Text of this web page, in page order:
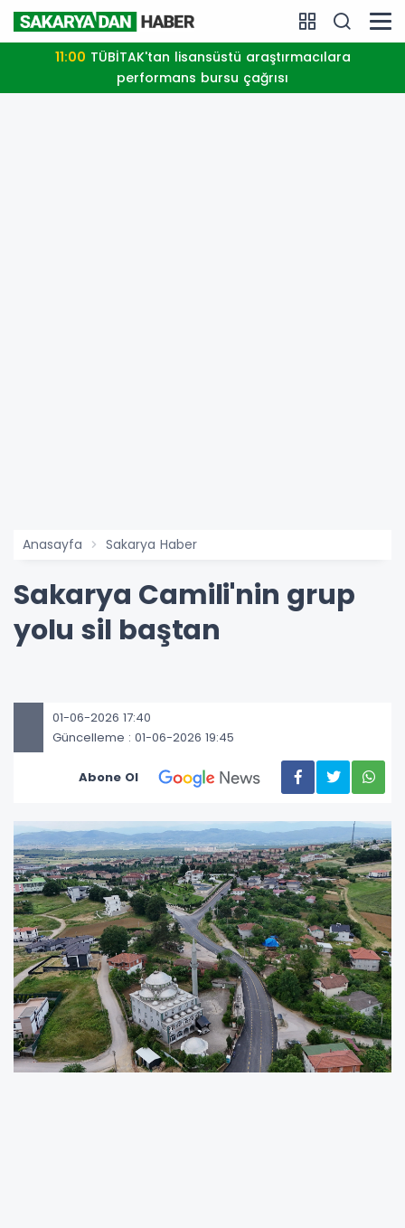
11:00
performans bursu çağrısı
Anasayfa Sakarya Haber
Sakarya Camili'nin grup
yolu sil baştan
01-06-2026 17:40
Güncelleme : 01-06-2026 19:45
Abone Ol